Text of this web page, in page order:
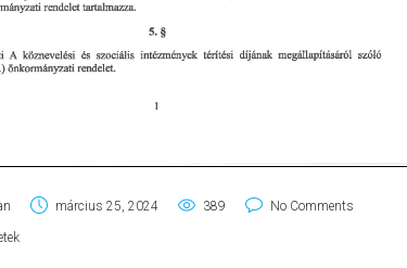
március 25, 2024 389 No Comments